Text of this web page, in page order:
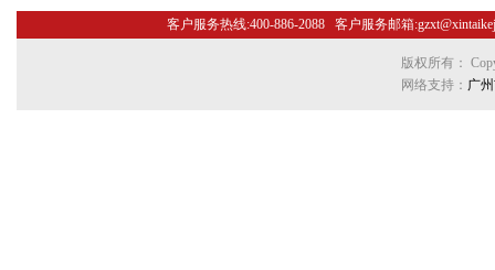
客户服务热线:400-886-2088 客户服务邮箱
版权所有：
网络支持： 广